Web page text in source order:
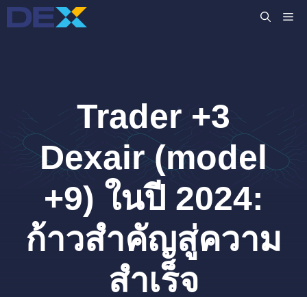
Skip
to
Trader +3
Dexair (model
+9) ในปี 2024:
ก้าวสำคัญสู่ความ
สำเร็จ